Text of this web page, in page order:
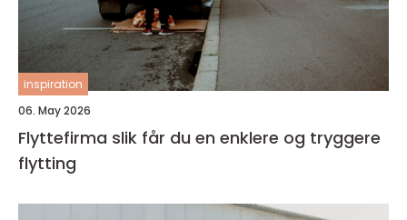
inspiration
06. May 2026
Flyttefirma slik får du en enklere og tryggere
flytting